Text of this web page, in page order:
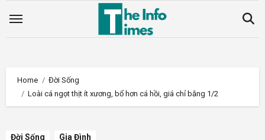
Home
Đời Sống
Loài cá ngọt thịt ít xương, bổ hơn cá hồi, giá chỉ bằng 1/2
Đời Sống Gia Đình